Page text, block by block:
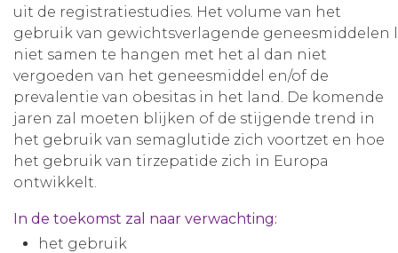
uit de registratiestudies. Het volume van het
gebruik van gewichtsverlagende geneesmiddelen
niet samen te hangen met het al dan niet
vergoeden van het geneesmiddel en/of de
prevalentie van obesitas in het land. De komende
jaren zal moeten blijken of de stijgende trend in
het gebruik van semaglutide zich voortzet en hoe
het gebruik van tirzepatide zich in Europa
ontwikkelt.
In de toekomst zal naar verwachting:
het gebruik